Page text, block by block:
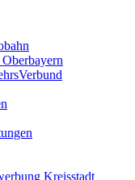
Kreisstadt